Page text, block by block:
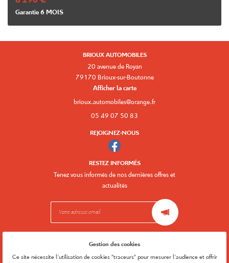
Garantie 6 MOIS
BRIOUX AUTOMOBILES
20 avenue de Royan
79170 Brioux-sur-Boutonne
Afficher la carte
05 49 07 50 83
REJOIGNEZ-NOUS
RESTEZ INFORMÉS
Tenez vous informés de nos dernières offres et
actualités
Mentions Légales
Conditions générales d'utilisation
Gestion des cookies
Ce site nécessite l'utilisation de cookies "traceurs" pour mesurer l'audience et offrir